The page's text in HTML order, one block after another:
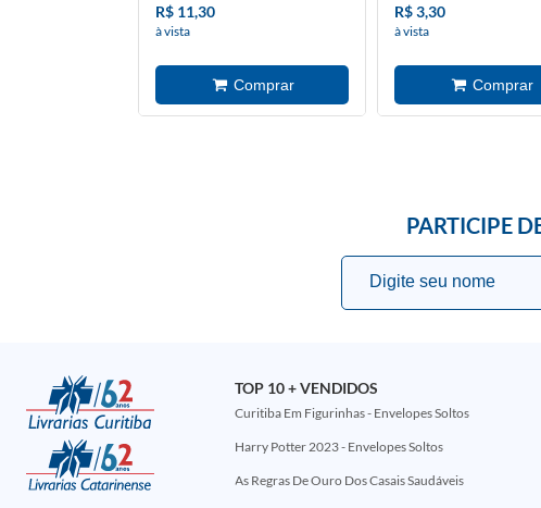
R$ 11,30
à vista
R$ 3,30
à vista
PARTICIPE
TOP 10 + VENDIDOS
Curitiba Em Figurinhas - Envelopes Soltos
Harry Potter 2023 - Envelopes Soltos
As Regras De Ouro Dos Casais Saudáveis